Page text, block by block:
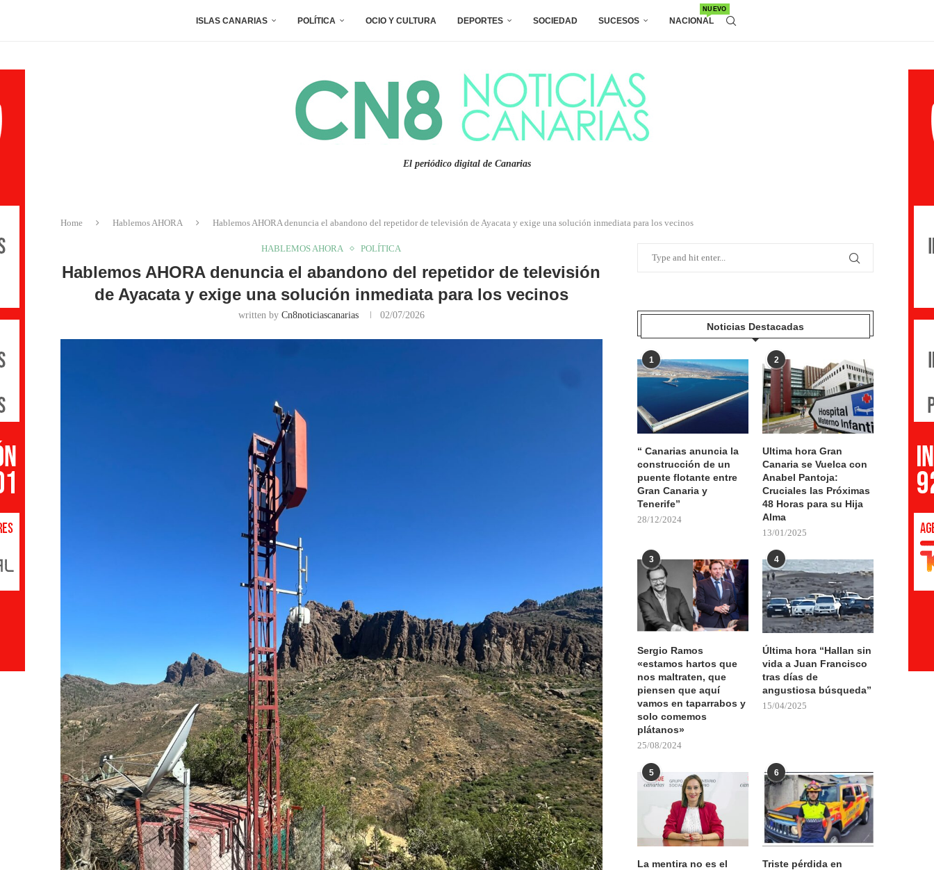
ISLAS CANARIAS POLÍTICA OCIO Y CULTURA DEPORTES SOCIEDAD SUCESOS NACIONAL
NUEVO
El periódico digital de Canarias
Home Hablemos AHORA Hablemos AHORA denuncia el abandono del repetidor de televisión de Ayacata y exige una solución inmediata para los vecinos
HABLEMOS AHORA POLÍTICA
Hablemos AHORA denuncia el abandono del repetidor de televisión
de Ayacata y exige una solución inmediata para los vecinos
written by Cn8noticiascanarias 02/07/2026
Noticias Destacadas
1
“ Canarias anuncia la
construcción de un
puente flotante entre
Gran Canaria y
Tenerife”
28/12/2024
2
Ultima hora Gran
Canaria se Vuelca con
Anabel Pantoja:
Cruciales las Próximas
48 Horas para su Hija
Alma
13/01/2025
3
Sergio Ramos
«estamos hartos que
nos maltraten, que
piensen que aquí
vamos en taparrabos y
solo comemos
plátanos»
25/08/2024
4
Última hora “Hallan sin
vida a Juan Francisco
tras días de
angustiosa búsqueda”
15/04/2025
5
La mentira no es el
6
Triste pérdida en